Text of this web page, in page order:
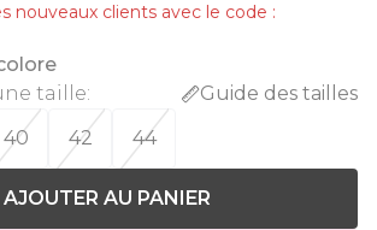
nouveaux clients avec le code :
taille:
Guide des tailles
40 42 44
AJOUTER AU PANIER